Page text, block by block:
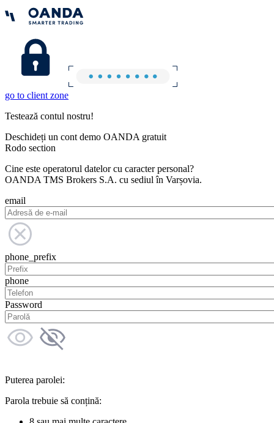
go to client zone
Testează contul nostru!
Deschideți un cont demo OANDA gratuit
Rodo section
Cine este operatorul datelor cu caracter personal?
OANDA TMS Brokers S.A. cu sediul în Varșovia.
email
phone_prefix
phone
Password
Puterea parolei:
Parola trebuie să conțină: